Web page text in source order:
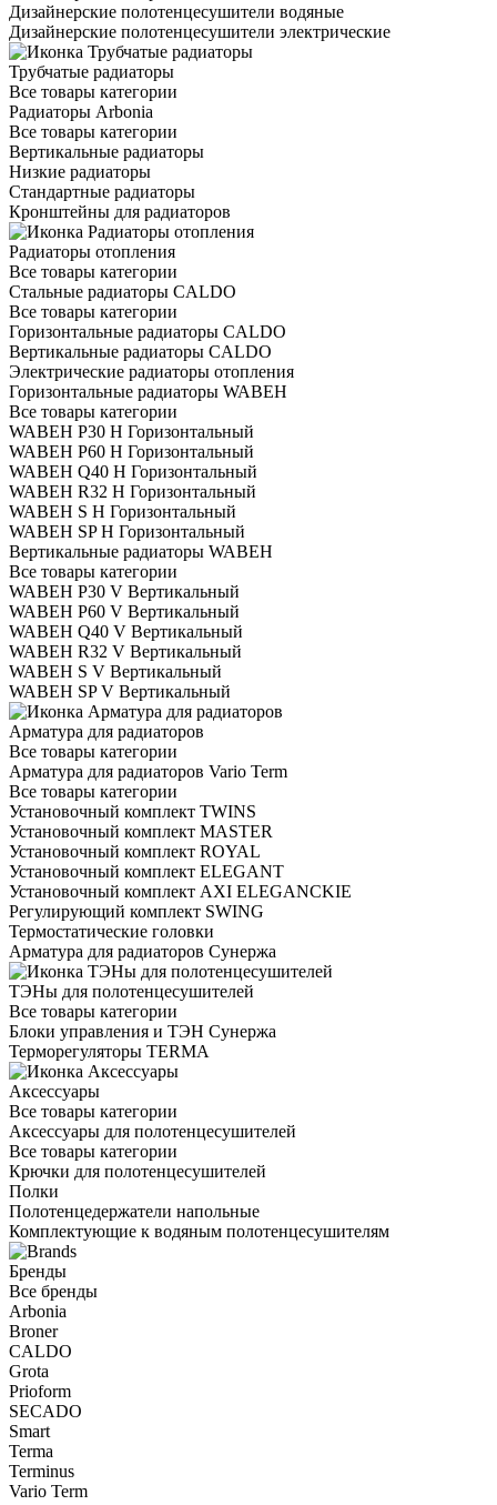
Дизайнерские полотенцесушители водяные
Дизайнерские полотенцесушители электрические
Трубчатые радиаторы
Все товары категории
Радиаторы Arbonia
Все товары категории
Вертикальные радиаторы
Низкие радиаторы
Стандартные радиаторы
Кронштейны для радиаторов
Радиаторы отопления
Все товары категории
Стальные радиаторы CALDO
Все товары категории
Горизонтальные радиаторы CALDO
Вертикальные радиаторы CALDO
Электрические радиаторы отопления
Горизонтальные радиаторы WABEH
Все товары категории
WABEH P30 H Горизонтальный
WABEH P60 H Горизонтальный
WABEH Q40 H Горизонтальный
WABEH R32 H Горизонтальный
WABEH S H Горизонтальный
WABEH SP H Горизонтальный
Вертикальные радиаторы WABEH
Все товары категории
WABEH P30 V Вертикальный
WABEH P60 V Вертикальный
WABEH Q40 V Вертикальный
WABEH R32 V Вертикальный
WABEH S V Вертикальный
WABEH SP V Вертикальный
Арматура для радиаторов
Все товары категории
Арматура для радиаторов Vario Term
Все товары категории
Установочный комплект TWINS
Установочный комплект MASTER
Установочный комплект ROYAL
Установочный комплект ELEGANT
Установочный комплект AXI ELEGANCKIE
Регулирующий комплект SWING
Термостатические головки
Арматура для радиаторов Сунержа
ТЭНы для полотенцесушителей
Все товары категории
Блоки управления и ТЭН Сунержа
Терморегуляторы TERMA
Аксессуары
Все товары категории
Аксессуары для полотенцесушителей
Все товары категории
Крючки для полотенцесушителей
Полки
Полотенцедержатели напольные
Комплектующие к водяным полотенцесушителям
Бренды
Все бренды
Arbonia
Broner
CALDO
Grota
Prioform
SECADO
Smart
Terma
Terminus
Vario Term